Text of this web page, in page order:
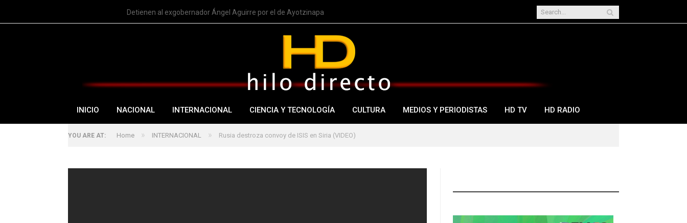
Detienen al exgobernador Ángel Aguirre por el de Ayotzinapa
INICIO NACIONAL INTERNACIONAL CIENCIA Y TECNOLOGÍA CULTURA MEDIOS Y PERIODISTAS HD TV HD RADIO
YOU ARE AT: Home » INTERNACIONAL » Rusia destroza convoy de ISIS en Siria (VIDEO)